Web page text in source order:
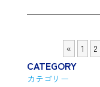
CATEGORY
カテゴリー
« 1 2